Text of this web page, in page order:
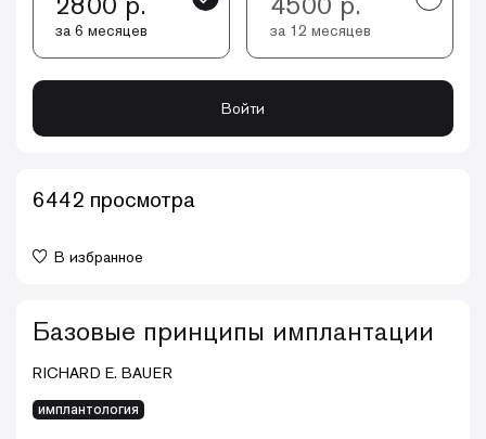
за 6 месяцев за 12 месяцев
Войти
Базовые принципы имплантации
RICHARD E. BAUER
имплантология
6442 просмотра
В избранное